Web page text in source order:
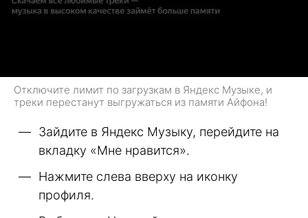
Отключите лимит по загрузкам в Яндекс Музыке, и
треки перестанут выгружаться из памяти Айфона!
Зайдите в Яндекс Музыку, перейдите на
вкладку «Мне нравится».
Нажмите слева вверху на иконку
профиля.